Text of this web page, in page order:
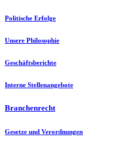
Politische Erfolge
Unsere Philosophie
Geschäftsberichte
Interne Stellenangebote
Branchenrecht
Gesetze und Verordnungen